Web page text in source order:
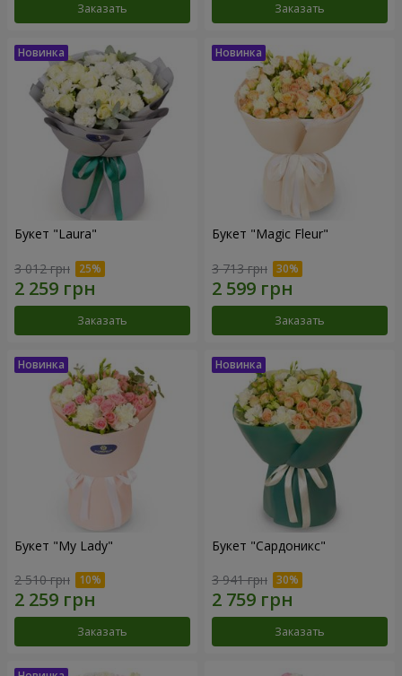
Заказать Заказать
Букет "Laura"
3 012 грн
Заказать
Букет "Magic Fleur"
3 713 грн
Заказать
Букет "My Lady"
2 510 грн
Заказать
Букет "Сардоникс"
3 941 грн
Заказать